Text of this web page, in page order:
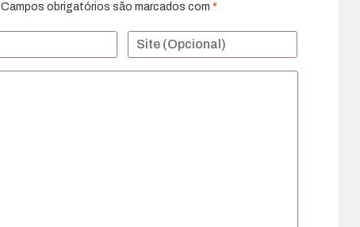
Campos obrigatórios são marcados com *